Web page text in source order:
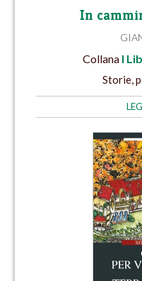
In
Collana I
Storie,